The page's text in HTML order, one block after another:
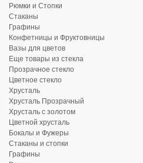
Рюмки и Стопки
Стаканы
Графины
Конфетницы и Фруктовницы
Вазы для цветов
Еще товары из стекла
Прозрачное стекло
Цветное стекло
Хрусталь
Хрусталь Прозрачный
Хрусталь с золотом
Цветной хрусталь
Бокалы и Фужеры
Стаканы и стопки
Графины